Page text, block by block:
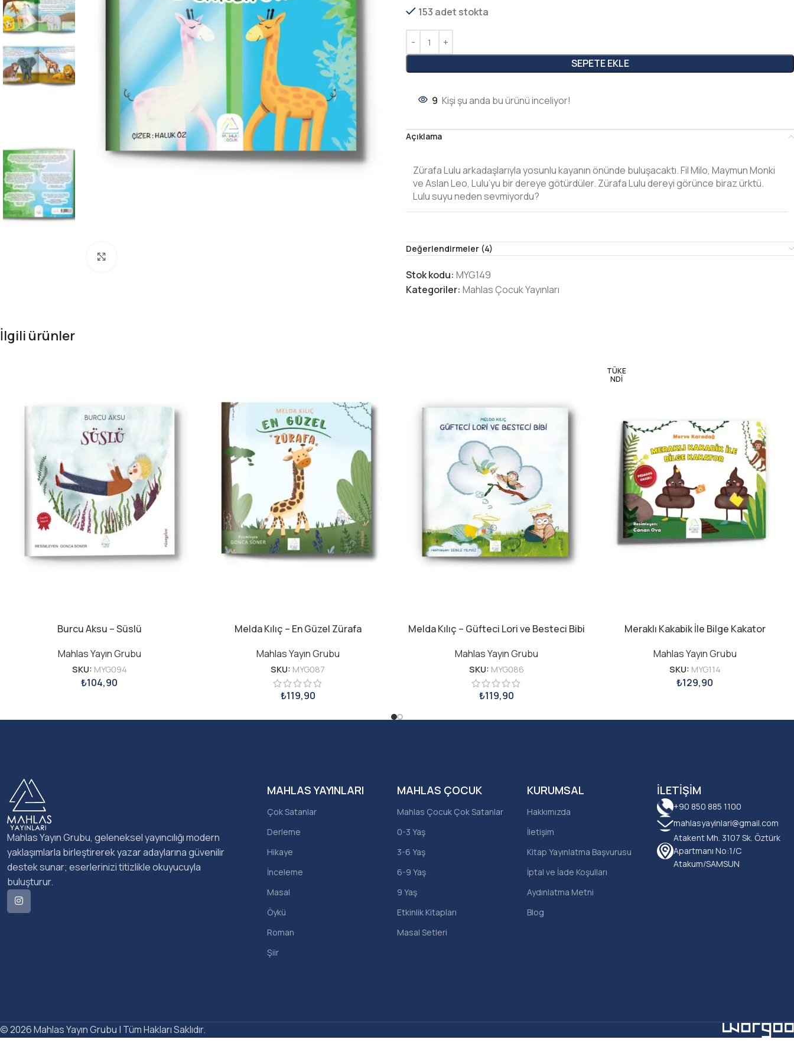
153 adet stokta
SEPETE EKLE
9 Kişi şu anda bu ürünü inceliyor!
Açıklama
Zürafa Lulu arkadaşlarıyla yosunlu kayanın önünde buluşacaktı. Fil Milo, Maymun Monki
ve Aslan Leo, Lulu’yu bir dereye götürdüler. Zürafa Lulu dereyi görünce biraz ürktü.
Lulu suyu neden sevmiyordu?
Değerlendirmeler (4)
Stok kodu: MYG149
Kategoriler: Mahlas Çocuk Yayınları
İlgili ürünler
Burcu Aksu – Süslü
Mahlas Yayın Grubu
SKU: MYG094
₺104,90
Melda Kılıç – En Güzel Zürafa
Mahlas Yayın Grubu
SKU: MYG087
₺119,90
Melda Kılıç – Güfteci Lori ve Besteci Bibi
Mahlas Yayın Grubu
SKU: MYG086
₺119,90
TÜKE
NDI
Meraklı Kakabik İle Bilge Kakator
Mahlas Yayın Grubu
SKU: MYG114
₺129,90
İLETIŞIM
+90 850 885 1100
mahlasyayinlari@gmail.com
Atakent Mh. 3107 Sk. Öztürk
Apartmanı No:1/C
Atakum/SAMSUN
KURUMSAL
Hakkımızda
İletişim
Kitap Yayınlatma Başvurusu
İptal ve İade Koşulları
Aydınlatma Metni
Blog
MAHLAS ÇOCUK
Mahlas Çocuk Çok Satanlar
0-3 Yaş
3-6 Yaş
6-9 Yaş
9 Yaş
Etkinlik Kitapları
Masal Setleri
MAHLAS YAYINLARI
Çok Satanlar
Derleme
Hikaye
İnceleme
Masal
Öykü
Roman
Şiir
Mahlas Yayın Grubu, geleneksel yayıncılığı modern
yaklaşımlarla birleştirerek yazar adaylarına güvenilir
destek sunar; eserlerinizi titizlikle okuyucuyla
buluşturur.
© 2026 Mahlas Yayın Grubu | Tüm Hakları Saklıdır.